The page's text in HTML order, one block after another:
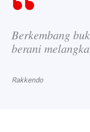
Berkembang
berani
Rakkendo